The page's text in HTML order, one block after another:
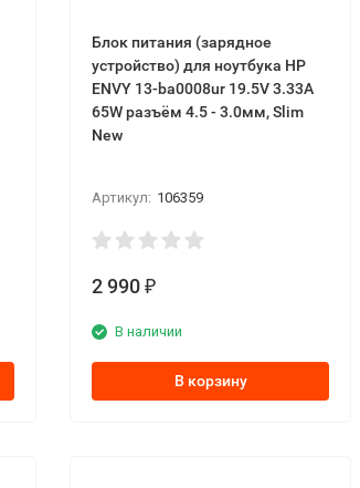
Блок питaния (зарядное
устройство) для ноутбука НР
ЕNVY 13-bа0008ur 19.5V 3.33А
65W разъём 4.5 - 3.0мм, Ѕlіm
New
Артикул: 106359
2 990 ₽
В наличии
В корзину